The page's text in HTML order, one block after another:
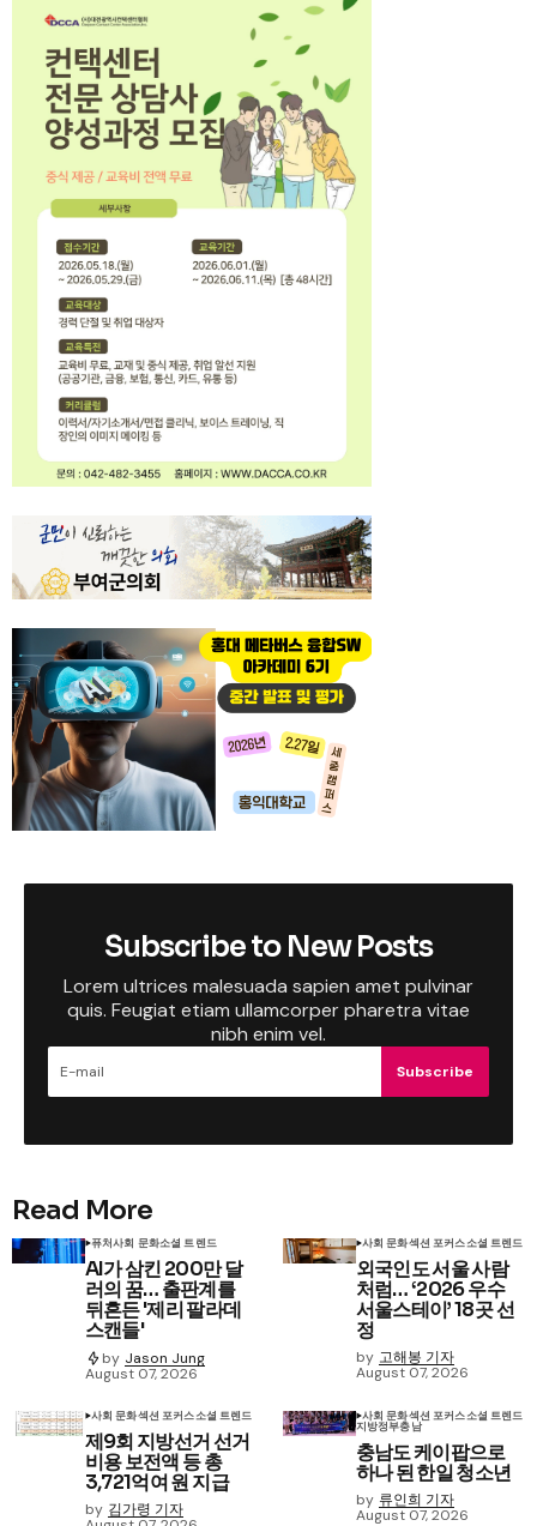
Subscribe to New Posts
Lorem ultrices malesuada sapien amet pulvinar
quis. Feugiat etiam ullamcorper pharetra vitae
nibh enim vel.
Subscribe
Read More
퓨처사회 문화소셜 트렌드
AI가 삼킨 200만 달
러의 꿈… 출판계를
뒤흔든 '제리 팔라데
스캔들'
by Jason Jung
August 07, 2026
사회 문화섹션 포커스소셜 트렌드
외국인도 서울 사람
처럼… ‘2026 우수
서울스테이’ 18곳 선
정
by 고해봉 기자
August 07, 2026
사회 문화섹션 포커스소셜 트렌드
제9회 지방선거 선거
비용 보전액 등 총
3,721억여 원 지급
by 김가령 기자
사회 문화섹션 포커스소셜 트렌드
지방정부충남
충남도 케이팝으로
하나 된 한일 청소년
by 류인희 기자
August 07, 2026